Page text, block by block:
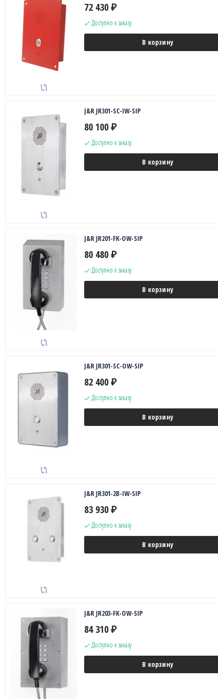
72 430 ₽
Доступно к заказу
В корзину
J&R JR301-SC-IW-SIP
80 100 ₽
Доступно к заказу
В корзину
J&R JR201-FK-OW-SIP
80 480 ₽
Доступно к заказу
В корзину
J&R JR301-SC-OW-SIP
82 400 ₽
Доступно к заказу
В корзину
J&R JR301-2B-IW-SIP
83 930 ₽
Доступно к заказу
В корзину
J&R JR203-FK-OW-SIP
84 310 ₽
Доступно к заказу
В корзину